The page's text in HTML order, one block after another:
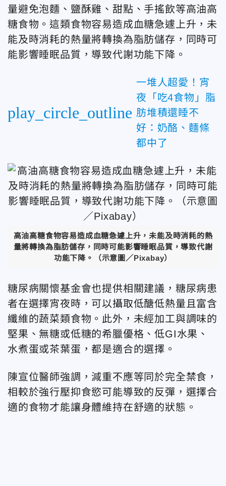
量避免泡麵、鹽酥雞、甜點、手搖飲等高油高
糖食物。這類食物容易造成血糖急遽上升，未
能及時消耗的熱量將轉換為脂肪儲存，同時可
能影響睡眠品質，導致代謝功能下降。
play_circle_outline
一堆人超愛！宵
夜「吃4食物」脂
肪堆積還睡不
好：奶酪、麵條
都中了
高油高糖食物容易造成血糖急遽上升，未能及時消耗的熱
量將轉換為脂肪儲存，同時可能影響睡眠品質，導致代謝
功能下降。（示意圖／Pixabay）
糖尿病關懷基金會也提供相關建議，糖尿病患
者在選擇宵夜時，可以攝取低醣低熱量且富含
纖維的蔬菜類食物。此外，未經加工與調味的
堅果、無糖或低糖的希臘優格、低GI水果、
水煮蛋或茶葉蛋，都是適合的選擇。
陳宣位醫師強調，減重不應等同於完全禁食，
相較於強行壓抑食慾可能導致的反彈，選擇合
適的食物才能讓身體維持在舒適的狀態。